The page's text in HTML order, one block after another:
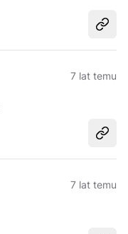
7 lat temu
7 lat temu